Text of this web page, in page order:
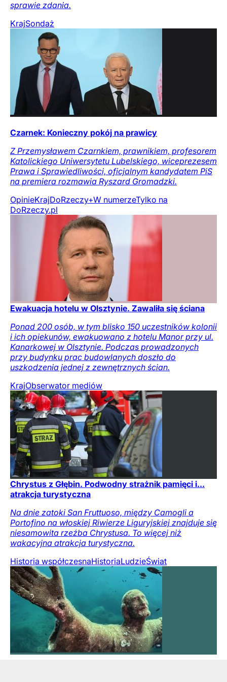
sprawie zdania.
KrajSondaż
Czarnek: Konieczny pokój na prawicy
Z Przemysławem Czarnkiem, prawnikiem, profesorem
Katolickiego Uniwersytetu Lubelskiego, wiceprezesem
Prawa i Sprawiedliwości, oficjalnym kandydatem PiS
na premiera rozmawia Ryszard Gromadzki.
OpinieKrajDoRzeczy+W numerzeTylko na
DoRzeczy.pl
Ewakuacja hotelu w Olsztynie. Zawaliła się ściana
Ponad 200 osób, w tym blisko 150 uczestników kolonii
i ich opiekunów, ewakuowano z hotelu Manor przy ul.
Kanarkowej w Olsztynie. Podczas prowadzonych
przy budynku prac budowlanych doszło do
uszkodzenia jednej z zewnętrznych ścian.
KrajObserwator mediów
Chrystus z Głębin. Podwodny strażnik pamięci i...
atrakcja turystyczna
Na dnie zatoki San Fruttuoso, między Camogli a
Portofino na włoskiej Riwierze Liguryjskiej znajduje się
niesamowita rzeźba Chrystusa. To więcej niż
wakacyjna atrakcja turystyczna.
Historia współczesnaHistoriaLudzieŚwiat